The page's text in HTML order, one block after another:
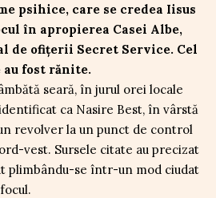
psihice, care se credea Iisus
în apropierea Casei Albe,
de ofițerii Secret Service. Cel
au fost rănite.
seară, în jurul orei locale
ca Nasire Best, în vârstă
revolver la un punct de control
vest. Sursele citate au precizat
plimbându-se într-un mod ciudat